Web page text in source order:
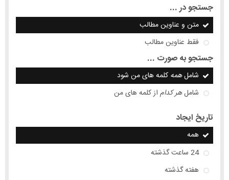
جستجو در ...
متن و عناوین مطالب
فقط عناوین مطالب
جستجو به صورت ...
شاملهمه کلمه های من شود
شاملهر کدام از کلمه های من
تاریخ ایجاد
همه
24 ساعت گذشته
هفته گذشته